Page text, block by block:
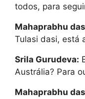
todos, para
Mahaprabhu
Tulasi dasi, está
Srila Gurudeva:
Austrália? Para
Mahaprabhu